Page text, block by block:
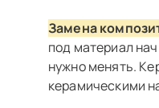
Замена
под материал
нужно менять.
керамическими